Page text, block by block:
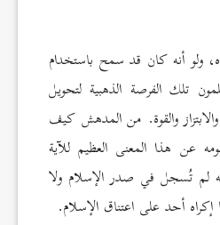
ولو أنه كان قد سمح باستخدام
تلك الفرصة الذهبية لتحويل
والقوة. من المدهش كيف
عن هذا المعنى العظيم للآية
أنه لم تُسجل في صدر الإسلام ولا
أحد على اعتناق الإسلام.